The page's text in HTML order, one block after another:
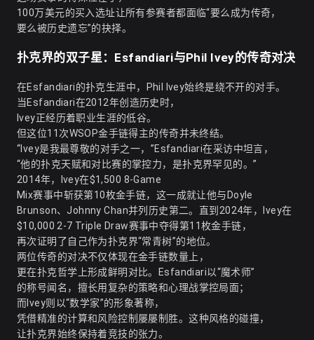
100万美元的买入选址让所有参赛者都面临“要么成为传奇，
要么被历史遗忘”的抉择。
扑克界的双子星：Esfandiari与Phil Ivey的传奇对决
在Esfandiari的扑克生涯中，Phil Ivey始终是绕不开的对手。
当Esfandiari在2012年创造历史时，
Ivey正经历着职业生涯的低谷。
但这位11次WSOP金手链得主的传奇并未终结。
“Ivey是我最尊敬的对手之一，”Esfandiari在采访中坦言，
“他的扑克天赋和对比赛的掌控力，是扑克界罕见的。”
2014年，Ivey在$1,500 8-Game
Mix赛事中斩获第10枚金手链，这一成就让他与Doyle
Brunson、Johnny Chan并列历史第二。直到2024年，Ivey在
$10,000 2-7 Triple Draw赛事中夺得第11枚金手链，
再次证明了自己作为扑克界“常青树”的地位。
两位传奇的对决不仅体现在金手链数量上，
更在扑克哲学上形成鲜明对比。Esfandiari以“魔术师”
的称号闻名，擅长用复杂的策略和心理战掌控局面；
而Ivey则以“数学家”的形象著称，
凭借精准的计算和风险控制屡屡制胜。这种风格的碰撞，
让扑克界始终保持着竞技的张力。